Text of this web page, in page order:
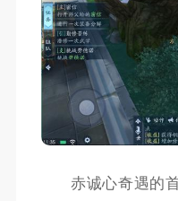
赤诚心奇遇的